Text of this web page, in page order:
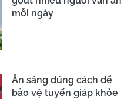
mỗi ngày
Ăn sáng đúng cách để
bảo vệ tuyến giáp khỏe